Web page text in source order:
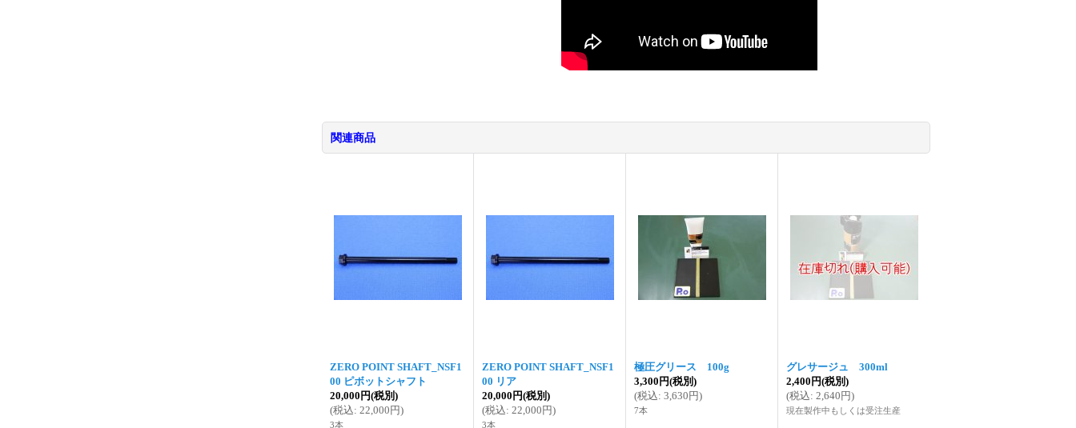
関連商品
ZERO POINT SHAFT_NSF1
00 ピボットシャフト
20,000円(税別)
(税込: 22,000円)
3本
ZERO POINT SHAFT_NSF1
00 リア
20,000円(税別)
(税込: 22,000円)
3本
極圧グリース 100g
3,300円(税別)
(税込: 3,630円)
7本
グレサージュ 300ml
2,400円(税別)
(税込: 2,640円)
現在製作中もしくは受注生産